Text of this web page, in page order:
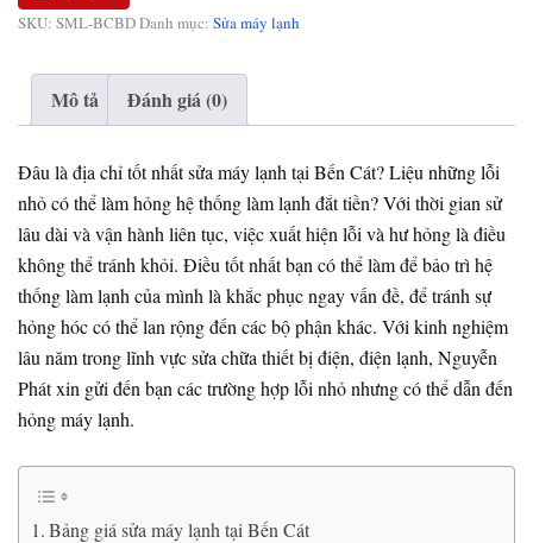
SKU: SML-BCBDDanh mục: Sửa máy lạnh
Mô tả Đánh giá (0)
Đâu là địa chỉ tốt nhất sửa máy lạnh tại Bến Cát? Liệu những lỗi
nhỏ có thể làm hỏng hệ thống làm lạnh đắt tiền? Với thời gian sử
lâu dài và vận hành liên tục, việc xuất hiện lỗi và hư hỏng là điều
không thể tránh khỏi. Điều tốt nhất bạn có thể làm để bảo trì hệ
thống làm lạnh của mình là khắc phục ngay vấn đề, để tránh sự
hỏng hóc có thể lan rộng đến các bộ phận khác. Với kinh nghiệm
lâu năm trong lĩnh vực sửa chữa thiết bị điện, điện lạnh, Nguyễn
Phát xin gửi đến bạn các trường hợp lỗi nhỏ nhưng có thể dẫn đến
hỏng máy lạnh.
Bảng giá sửa máy lạnh tại Bến Cát